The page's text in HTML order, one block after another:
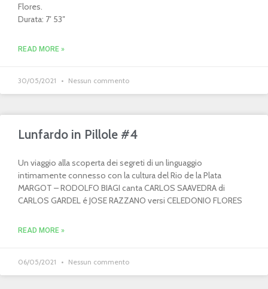
Flores.
Durata: 7′ 53″
READ MORE »
30/05/2021 Nessun commento
Lunfardo in Pillole #4
Un viaggio alla scoperta dei segreti di un linguaggio
intimamente connesso con la cultura del Rio de la Plata
MARGOT – RODOLFO BIAGI canta CARLOS SAAVEDRA di
CARLOS GARDEL é JOSE RAZZANO versi CELEDONIO FLORES
READ MORE »
06/05/2021 Nessun commento